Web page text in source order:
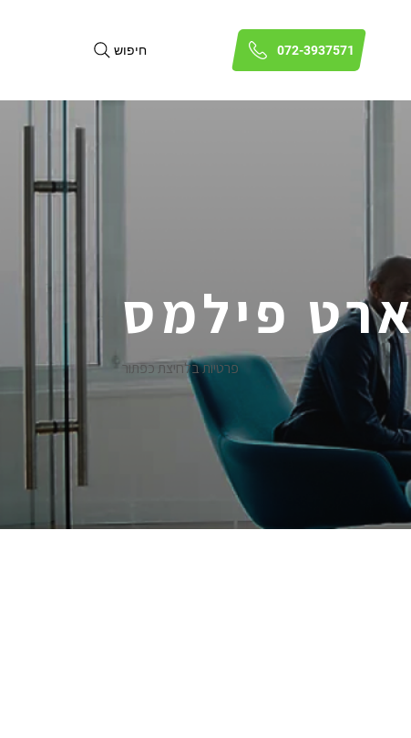
072-3937571 חיפוש
פילמס
פרטיות בלחיצת כפתור